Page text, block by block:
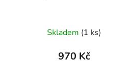
hodnocení
produktu
Skladem (1 ks)
970 Kč